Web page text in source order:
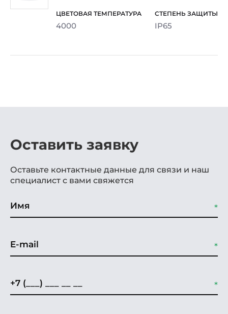
4000 IP65
Оставить заявку
Оставьте контактные данные для связи и наш
специалист с вами свяжется